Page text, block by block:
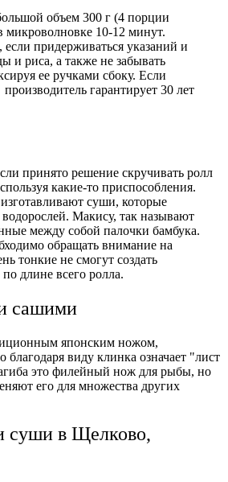
объем 300 г (4 порции
микроволновке 10-12 минут.
придерживаться указаний и
и риса, а также не забывать
ее ручками сбоку. Если
гарантирует 30 лет
принято решение скручивать ролл
какие-то приспособления.
суши, которые
водорослей. Макису, так называют
между собой палочки бамбука.
обращать внимание на
тонкие не смогут создать
длине всего ролла.
сашими
японским ножом,
благодаря виду клинка означает "лист
это филейный нож для рыбы, но
его для множества других
суши в Щелково,